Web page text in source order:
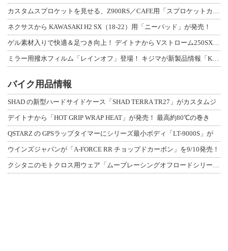
カスタムスプロケットを見せる、Z900RS／CAFE用「スプロケットカバーフルキ
ネクサスから KAWASAKI H2 SX（18-22）用「ニーパッド」が発売！
ゲル素材入りで快適＆足つき向上！ デイトナから Vストローム250SX用「快適ロ
ミラー用撥水フィルム「レインオフ」登場！ キジマが新製品情報「KIJIMA NE
バイク用品情報
SHAD の新型ハードサイドケース「SHAD TERRA TR27」がカスタムジ
デイトナから「HOT GRIP WRAP HEAT」が発売！ 最高約80℃の巻き
QSTARZ の GPSラップタイマーにシリーズ最小ボディ「LT-9000S」が
ウインズジャパンが「A-FORCE RR チョップドカーボン」を9/10発売！
クシタニのモトクロス用ウェア「ムーブレーシングオフロードシリーズ」3アイテムが登